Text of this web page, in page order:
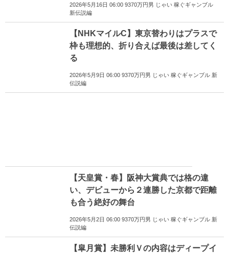
2026年5月16日 06:00 9370万円男 じゃい 稼ぐギャンブル
新伝説編
【NHKマイルC】東京替わりはプラスで
枠も理想的、折り合えば最後は差してく
る
2026年5月9日 06:00 9370万円男 じゃい 稼ぐギャンブル 新
伝説編
【天皇賞・春】阪神大賞典では格の違
い、デビューから２連勝した京都で距離
も合う絶好の舞台
2026年5月2日 06:00 9370万円男 じゃい 稼ぐギャンブル 新
伝説編
【皐月賞】未勝利Ｖの内容はディープイ